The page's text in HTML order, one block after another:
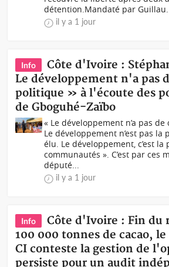
détention.Mandaté par
il y a 1 jour
Info
Côte d'Ivoire :
Le développement n'a pas
politique » à l'écoute des
de Gboguhé-Zaïbo
« Le développement n’a pas
Le développement n’est pas la
élu. Le développement, c’est
communautés ». C’est par ces
député...
il y a 1 jour
Info
Côte d'Ivoire : Fin du
100 000 tonnes de cacao, le
CI conteste la gestion de
persiste pour un audit